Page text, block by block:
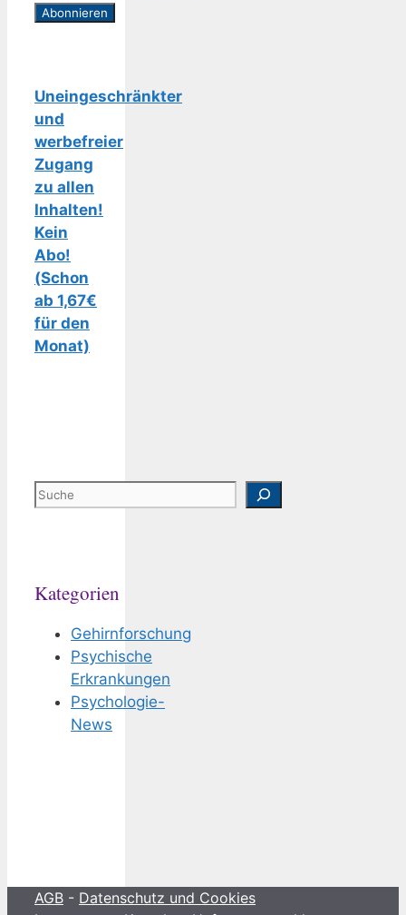
Uneingeschränkter
und
werbefreier
Zugang
zu allen
Inhalten!
Kein
Abo!
(Schon
ab 1,67€
für den
Monat)
Suchen
Kategorien
Gehirnforschung
Psychische
Erkrankungen
Psychologie-
News
AGB - Datenschutz und Cookies